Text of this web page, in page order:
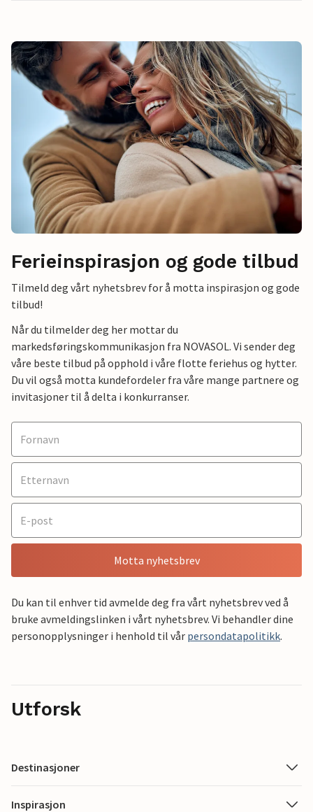
Ferieinspirasjon og gode tilbud
Tilmeld deg vårt nyhetsbrev for å motta inspirasjon og gode
tilbud!
Når du tilmelder deg her mottar du
markedsføringskommunikasjon fra NOVASOL. Vi sender deg
våre beste tilbud på opphold i våre flotte feriehus og hytter.
Du vil også motta kundefordeler fra våre mange partnere og
invitasjoner til å delta i konkurranser.
Motta nyhetsbrev
Du kan til enhver tid avmelde deg fra vårt nyhetsbrev ved å
bruke avmeldingslinken i vårt nyhetsbrev. Vi behandler dine
personopplysninger i henhold til vår persondatapolitikk.
Utforsk
Destinasjoner
Inspirasjon